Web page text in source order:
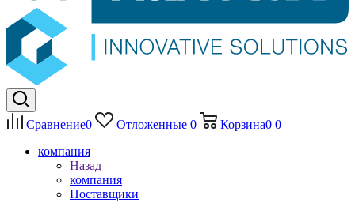
Сравнение0 Отложенные 0 Корзина0 0
компания
Назад
компания
Поставщики